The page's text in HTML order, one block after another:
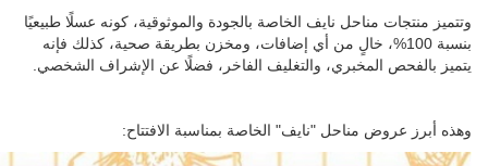
وتتميز منتجات مناحل نايف الخاصة بالجودة والموثوقية، كونه عسلًا طبيعيًا
بنسبة 100%، خالٍ من أي إضافات، ومخزن بطريقة صحية، كذلك فإنه
يتميز بالفحص المخبري، والتغليف الفاخر، فضلًا عن الإشراف الشخصي.
وهذه أبرز عروض مناحل "نايف" الخاصة بمناسبة الافتتاح: